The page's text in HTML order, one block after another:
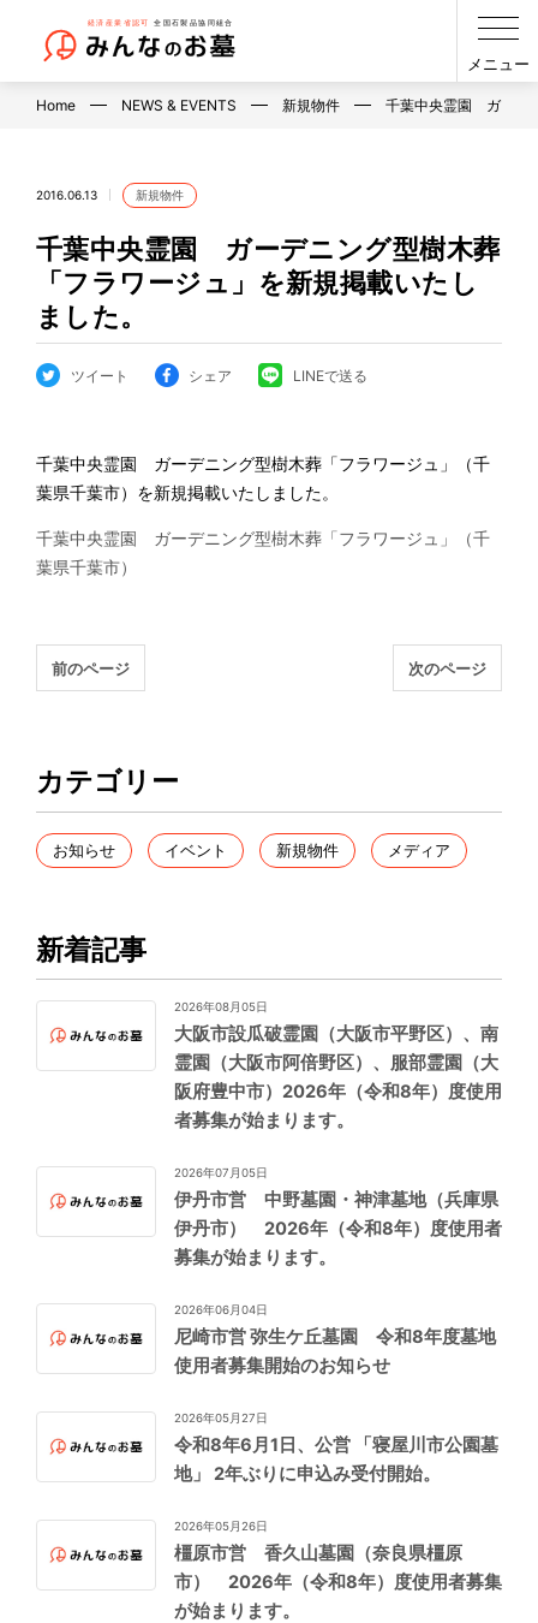
メニュー
Home NEWS & EVENTS 新規物件 千葉中央霊園 ガーデ
2016.06.13 新規物件
千葉中央霊園 ガーデニング型樹木葬
「フラワージュ」を新規掲載いたし
ました。
ツイート シェア LINEで送る
千葉中央霊園 ガーデニング型樹木葬「フラワージュ」（千
葉県千葉市）を新規掲載いたしました。
千葉中央霊園 ガーデニング型樹木葬「フラワージュ」（千
葉県千葉市）
前のページ 次のページ
カテゴリー
お知らせ イベント 新規物件 メディア
新着記事
2026年08月05日
大阪市設瓜破霊園（大阪市平野区）、南
霊園（大阪市阿倍野区）、服部霊園（大
阪府豊中市）2026年（令和8年）度使用
者募集が始まります。
2026年07月05日
伊丹市営 中野墓園・神津墓地（兵庫県
伊丹市） 2026年（令和8年）度使用者
募集が始まります。
2026年06月04日
尼崎市営 弥生ケ丘墓園 令和8年度墓地
使用者募集開始のお知らせ
2026年05月27日
令和8年6月1日、公営 「寝屋川市公園墓
地」 2年ぶりに申込み受付開始。
2026年05月26日
橿原市営 香久山墓園（奈良県橿原
市） 2026年（令和8年）度使用者募集
が始まります。